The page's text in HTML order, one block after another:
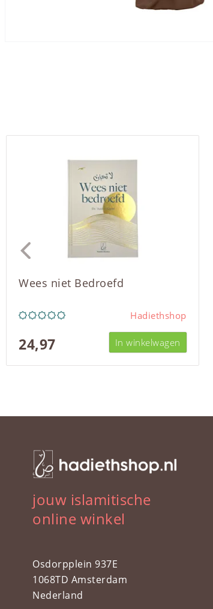
Wees niet Bedroefd
Hadiethshop
24,97 In winkelwagen
jouw islamitische
online winkel
Osdorpplein 937E
1068TD Amsterdam
Nederland